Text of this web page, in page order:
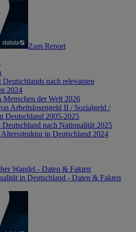
Zum Report
nach relevanten
2024
Menschen der Welt 2026
Arbeitslosengeld II / Sozialgeld /
Deutschland 2005-2025
Deutschland nach Nationalität 2025
in Deutschland 2024
Wandel - Daten & Fakten
in Deutschland - Daten & Fakten